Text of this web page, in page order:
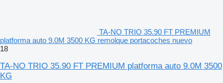
TA-NO TRIO 35.90 FT PREMIUM
platforma auto 9.0M 3500 KG remolque portacoches nuevo
18
TA-NO TRIO 35.90 FT PREMIUM platforma auto 9.0M 3500
KG